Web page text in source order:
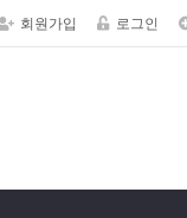
회원가입 로그인